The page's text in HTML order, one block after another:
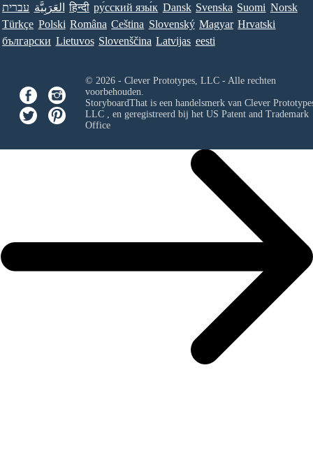
עברית العَرَبِيَّة हिन्दी ру́сский язы́к Dansk Svenska Suomi Norsk
Türkçe Polski Româna Ceština Slovenský Magyar Hrvatski
български Lietuvos Slovenščina Latvijas eesti
© 2026 - Clever Prototypes, LLC - Alle rechten
voorbehouden.
StoryboardThat is een handelsmerk van Clever
LLC, en geregistreerd bij het US Patent and Trademark
Office